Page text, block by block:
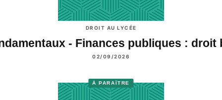
DROIT AU LYCÉE
- Finances publiques :
02/09/2026
À PARAÎTRE